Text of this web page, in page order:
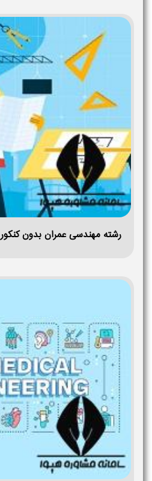
رشته مهندسی عمران بدون کنکور